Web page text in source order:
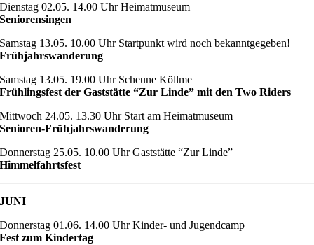
Dienstag 02.05. 14.00 Uhr Heimatmuseum
Seniorensingen
Samstag 13.05. 10.00 Uhr Startpunkt wird noch bekanntgegeben!
Frühjahrswanderung
Samstag 13.05. 19.00 Uhr Scheune Köllme
Frühlingsfest der Gaststätte “Zur Linde” mit den Two Riders
Mittwoch 24.05. 13.30 Uhr Start am Heimatmuseum
Senioren-Frühjahrswanderung
Donnerstag 25.05. 10.00 Uhr Gaststätte “Zur Linde”
Himmelfahrtsfest
JUNI
Donnerstag 01.06. 14.00 Uhr Kinder- und Jugendcamp
Fest zum Kindertag